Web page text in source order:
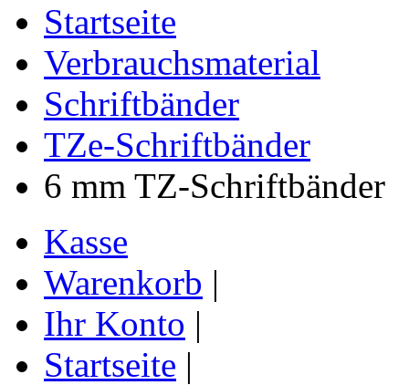
Startseite
Verbrauchsmaterial
Schriftbänder
TZe-Schriftbänder
6 mm TZ-Schriftbänder
Kasse
Warenkorb |
Ihr Konto |
Startseite |